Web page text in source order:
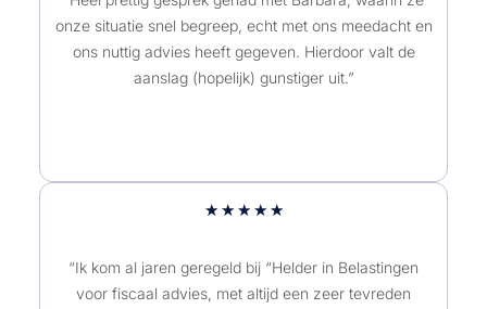
r
d
e
g
v
a
onze situatie snel begreep, echt met ons meedacht en
ons nuttig advies heeft gegeven. Hierdoor valt de
aanslag (hopelijk) gunstiger uit.”
★ ★ ★ ★ ★W
a
r
“Ik kom al jaren geregeld bij “Helder in Belastingen
voor fiscaal advies, met altijd een zeer tevreden